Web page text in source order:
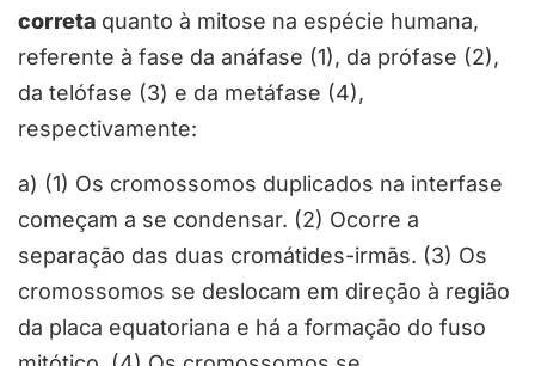
correta quanto à mitose na espécie humana,
referente à fase da anáfase (1), da prófase (2),
da telófase (3) e da metáfase (4),
respectivamente:
a) (1) Os cromossomos duplicados na interfase
começam a se condensar. (2) Ocorre a
separação das duas cromátides-irmãs. (3) Os
cromossomos se deslocam em direção à região
da placa equatoriana e há a formação do fuso